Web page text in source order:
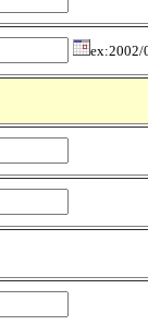
ex:2002/